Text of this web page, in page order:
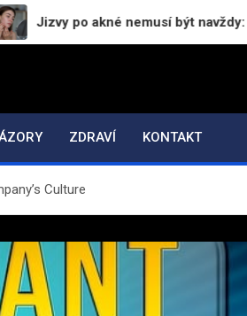
po akné nemusí být navždy: Jak
ZDRAVÍ KONTAKT
Culture